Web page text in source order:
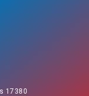
17380